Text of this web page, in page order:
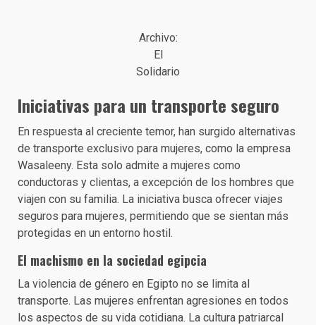
Archivo:
El
Solidario
Iniciativas para un transporte seguro
En respuesta al creciente temor, han surgido alternativas
de transporte exclusivo para mujeres, como la empresa
Wasaleeny. Esta solo admite a mujeres como
conductoras y clientas, a excepción de los hombres que
viajen con su familia. La iniciativa busca ofrecer viajes
seguros para mujeres, permitiendo que se sientan más
protegidas en un entorno hostil.
El machismo en la sociedad egipcia
La violencia de género en Egipto no se limita al
transporte. Las mujeres enfrentan agresiones en todos
los aspectos de su vida cotidiana. La cultura patriarcal